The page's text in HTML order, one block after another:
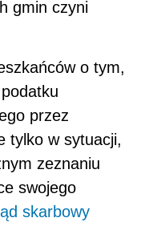
gmin czyni
o tym,
przez
tylko w sytuacji,
zeznaniu
swojego
skarbowy